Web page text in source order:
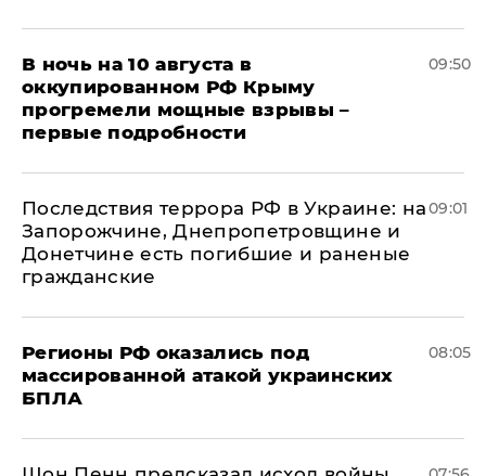
В ночь на 10 августа в
оккупированном РФ Крыму
прогремели мощные взрывы –
первые подробности
09:50
Последствия террора РФ в Украине: на
Запорожчине, Днепропетровщине и
Донетчине есть погибшие и раненые
гражданские
09:01
Регионы РФ оказались под
массированной атакой украинских
БПЛА
08:05